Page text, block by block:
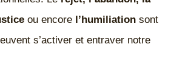
ou encore l’humiliation sont
s’activer et entraver notre